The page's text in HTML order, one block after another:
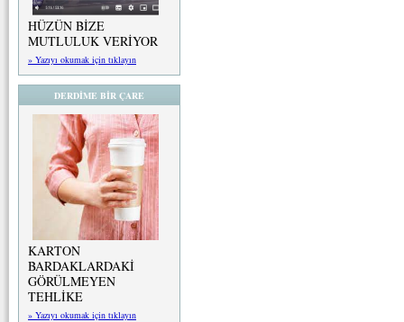
HÜZÜN BİZE
MUTLULUK VERİYOR
» Yazıyı okumak için tıklayın
DERDİME BİR ÇARE
KARTON
BARDAKLARDAKİ
GÖRÜLMEYEN
TEHLİKE
» Yazıyı okumak için tıklayın